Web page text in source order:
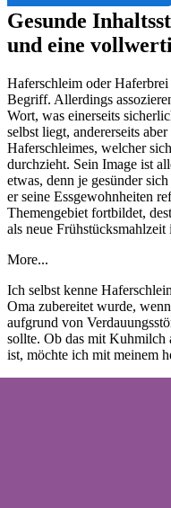
Gesunde
und eine
Haferschleim oder
Begriff. Allerdings
Wort, was einerseits
selbst liegt, andererseits
Haferschleimes, welcher
durchzieht. Sein Image ist
etwas, denn je gesünder
er seine Essgewohnheiten
Themengebiet fortbildet,
als neue
More...
Ich selbst kenne
Oma zubereitet wurde,
aufgrund von
sollte. Ob das mit Kuhmilch
ist, möchte ich mit meinem